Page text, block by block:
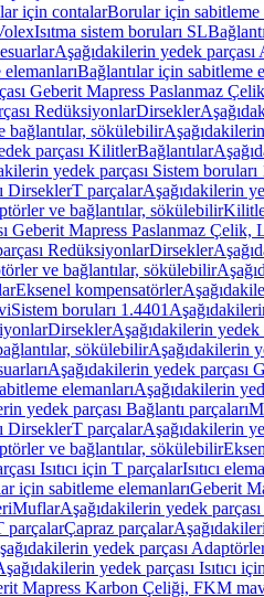
için contalarBorular için sabitleme
Isıtma sistem boruları SL
Aşağıdakilerin yedek parçası
Bağlantılar için sabitleme
Geberit Mapress Paslanmaz Çelik
RedüksiyonlarDirsekler
bağlantılar, sökülebilir
parçası KilitlerBağlantılar
yedek parçası Sistem boruları
DirseklerT parçalarAşağıdakilerin
ve bağlantılar, sökülebilir
Geberit Mapress Paslanmaz Çelik,
RedüksiyonlarDirsekler
ve bağlantılar, sökülebilir
Eksenel kompensatörler
Sistem boruları 1.4401
DirseklerAşağıdakilerin yedek
sökülebilirAşağıdakilerin
Aşağıdakilerin yedek parçası
elemanlarıAşağıdakilerin
yedek parçası Bağlantı parçaları
DirseklerT parçalarAşağıdakilerin
ve bağlantılar, sökülebilir
Isıtıcı için T parçalarIsıtıcı
için sabitleme elemanlarıGeberit
MuflarAşağıdakilerin yedek
parçalarÇapraz parçalar
yedek parçası
yedek parçası Isıtıcı
Mapress Karbon Çeliği, FKM